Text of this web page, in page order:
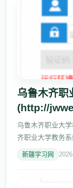
乌鲁木齐职
(http://
乌鲁木齐职业大
齐职业大学教务
（2023） new!
育质量报告（2023
新疆学习网